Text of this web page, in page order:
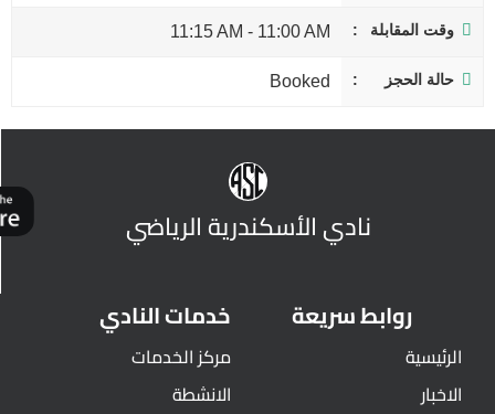
وقت المقابلة 11:00 AM
-
11:15 AM
حالة الحجز Booked
نادي الأسكندرية الرياضي
روابط سريعة
الرئيسية
الاخبار
خدمات النادي
مركز الخدمات
الانشطة